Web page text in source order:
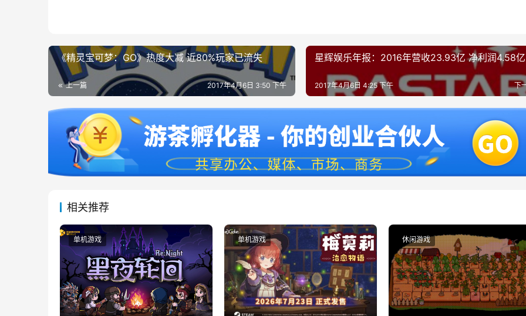
《精灵宝可梦：GO》热度大减 近80%玩家已流失
上一篇 2017年4月6日 3:50 下午
星辉娱乐年报：2016年营收23.93亿 净利润4.58亿
下
2017年4月6日 4:25 下午
相关推荐
单机游戏 单机游戏 休闲游戏